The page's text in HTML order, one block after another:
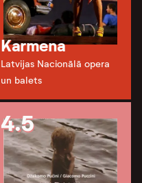
Karmena
Latvijas Nacionālā opera
un balets
4.5